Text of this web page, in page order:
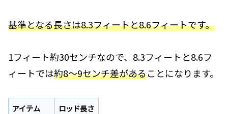
基準となる長さは8.3フィートと8.6フィートです。
1フィート約30センチなので、8.3フィートと8.6フ
ィートでは約8～9センチ差があることになります。
アイテム
ロッド長さ